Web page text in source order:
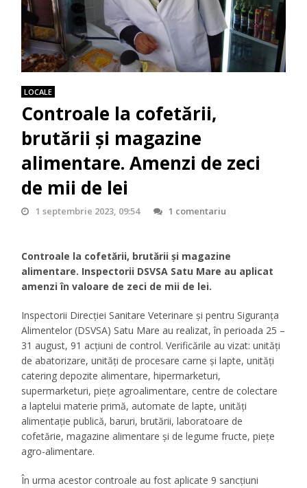
LOCALE
Controale la cofetării,
brutării și magazine
alimentare. Amenzi de zeci
de mii de lei
1 septembrie 2023, 09:54 1 comentariu
Controale la cofetării, brutării și magazine
alimentare. Inspectorii DSVSA Satu Mare au aplicat
amenzi în valoare de zeci de mii de lei.
Inspectorii Direcției Sanitare Veterinare și pentru Siguranța
Alimentelor (DSVSA) Satu Mare au realizat, în perioada 25 –
31 august, 91 acțiuni de control. Verificările au vizat: unități
de abatorizare, unități de procesare carne și lapte, unități
catering depozite alimentare, hipermarketuri,
supermarketuri, piețe agroalimentare, centre de colectare
a laptelui materie primă, automate de lapte, unități
alimentație publică, baruri, brutării, laboratoare de
cofetărie, magazine alimentare și de legume fructe, piețe
agro-alimentare.
În urma acestor controale au fost aplicate 9 sancțiuni